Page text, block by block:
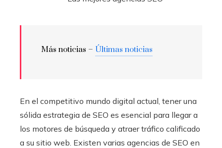
Más noticias – Últimas noticias
En el competitivo mundo digital actual, tener una
sólida estrategia de SEO es esencial para llegar a
los motores de búsqueda y atraer tráfico calificado
a su sitio web. Existen varias agencias de SEO en